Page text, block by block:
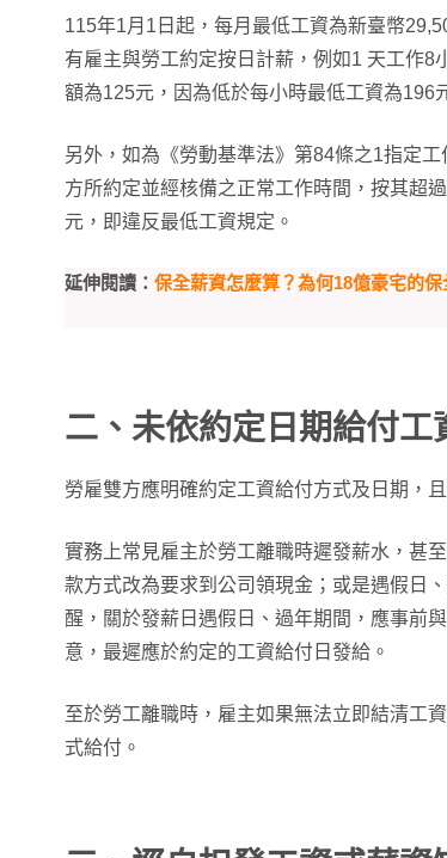
115年1月1日起，每月最低工資為新臺幣
有雇主與勞工約定按日計薪，例如1 天工作8
額為125元，因為低於每小時最低工資為196
另外，如為《勞動基準法》第84條之1指定
方所約定並經核備之正常工作時間，按其超
元，即違反最低工資規定。
延伸閱讀： 保全薪資怎麼算？為何18億豪宅的
二、未依約定日期給付工
勞雇雙方應明確約定工資給付方式及日期，
實務上常見雇主於勞工離職時遲發薪水，甚
款方式改為要求到公司領現金；或是遇假日
醒，關於發薪日遇假日、過年期間，應事前
意，最遲應於約定的工資給付日發給。
至於勞工離職時，雇主如果無法立即結清工
式給付。